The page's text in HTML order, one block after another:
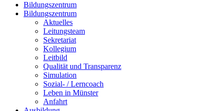
Bildungszentrum
Bildungszentrum
Aktuelles
Leitungsteam
Sekretariat
Kollegium
Leitbild
Qualität und Transparenz
Simulation
Sozial- / Lerncoach
Leben in Münster
Anfahrt